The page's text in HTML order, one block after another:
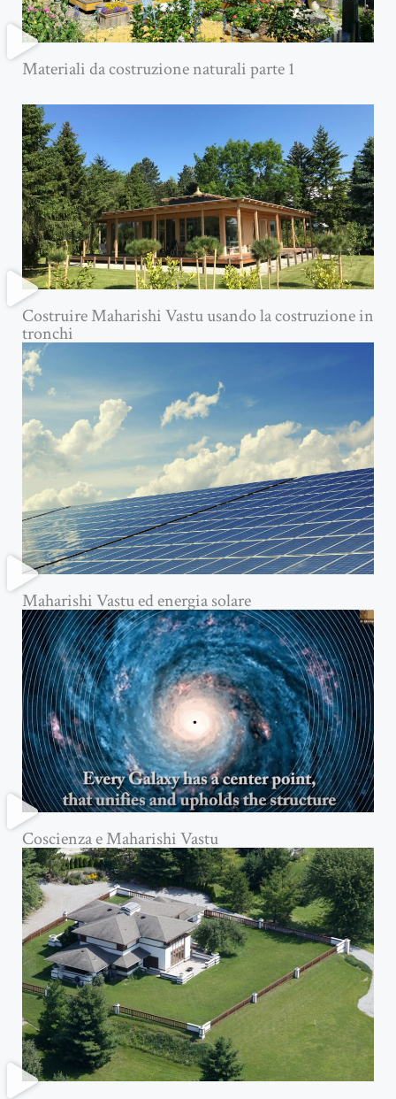
Materiali da costruzione naturali parte 1
Costruire Maharishi Vastu usando la costruzione in
tronchi
Maharishi Vastu ed energia solare
Coscienza e Maharishi Vastu